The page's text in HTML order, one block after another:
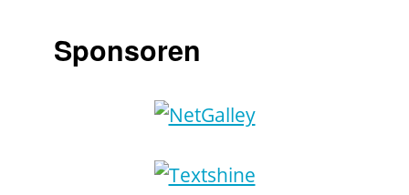
Sponsoren